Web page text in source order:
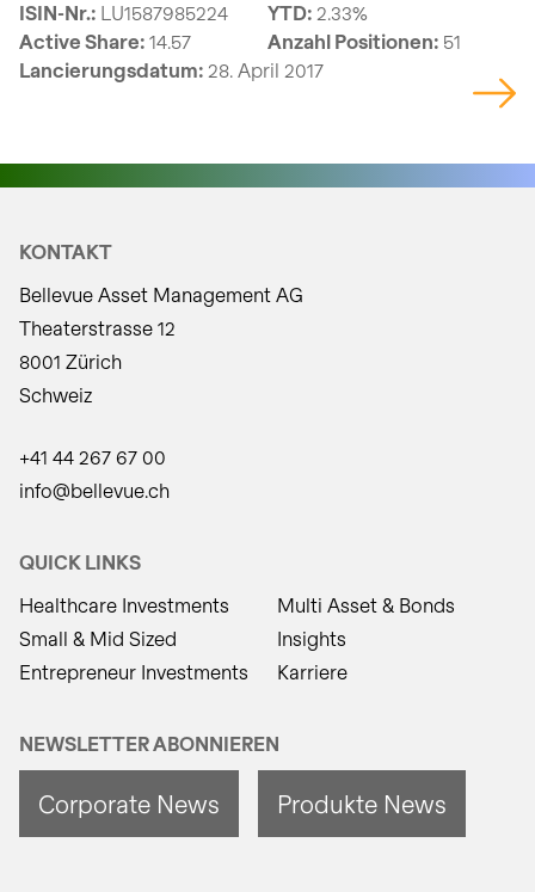
ISIN-Nr.: LU1587985224 YTD: 2.33%
Active Share: 14.57 Anzahl Positionen: 51
Lancierungsdatum: 28. April 2017
KONTAKT
Bellevue Asset Management AG
Theaterstrasse 12
8001 Zürich
Schweiz
+41 44 267 67 00
info@bellevue.ch
QUICK LINKS
Healthcare Investments
Small & Mid Sized
Entrepreneur Investments
Multi Asset & Bonds
Insights
Karriere
NEWSLETTER ABONNIEREN
Corporate News Produkte News